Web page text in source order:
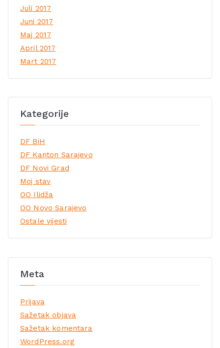
Juli 2017
Juni 2017
Maj 2017
April 2017
Mart 2017
Kategorije
DF BiH
DF Kanton Sarajevo
DF Novi Grad
Moj stav
OO Ilidža
OO Novo Sarajevo
Ostale vijesti
Meta
Prijava
Sažetak objava
Sažetak komentara
WordPress.org